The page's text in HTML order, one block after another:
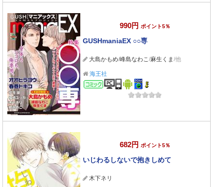
990円 ポイント5％
GUSHmaniaEX ○○専
大島かもめ/峰島なわこ/麻生くま /他
海王社
コミック
682円 ポイント5％
いじわるしないで抱きしめて
木下ネリ